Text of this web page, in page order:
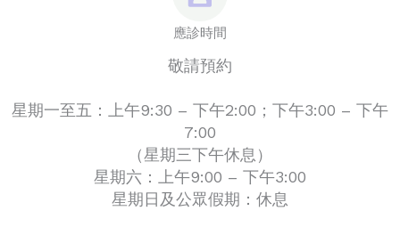
應診時間
敬請預約
星期一至五：上午9:30 – 下午2:00；下午3:00 – 下午
7:00
（星期三下午休息）
星期六：上午9:00 – 下午3:00
星期日及公眾假期：休息